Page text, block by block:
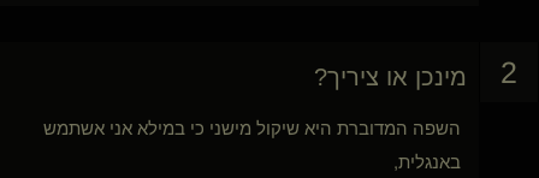
2 מינכן או ציריך?
השפה המדוברת היא שיקול מישני כי במילא אני אשתמש
באנגלית,